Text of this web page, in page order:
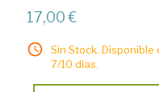
17,00 €
Sin Stock. Disponible
7/10 días.